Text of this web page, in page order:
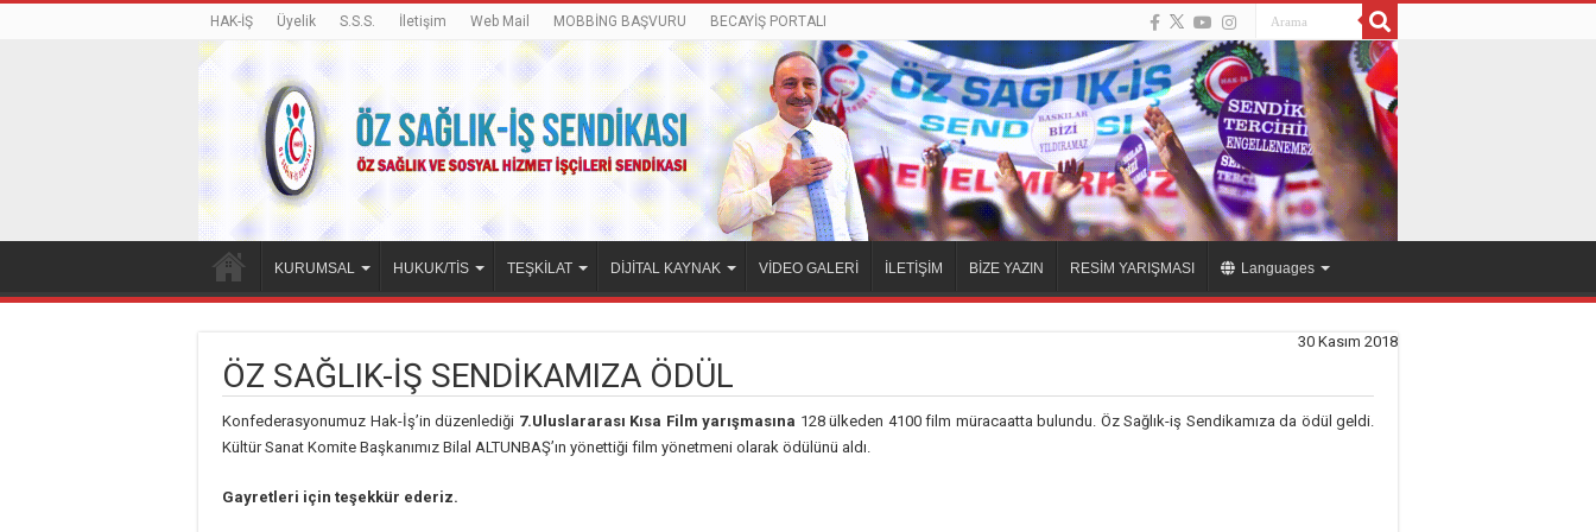
HAK-İŞ Üyelik S.S.S. İletişim Web Mail MOBBİNG BAŞVURU BECAYİŞ PORTALI
KURUMSAL HUKUK/TİS TEŞKİLAT DİJİTAL KAYNAK VİDEO GALERİ İLETİŞİM BİZE YAZIN RESİM YARIŞMASI Languages
30 Kasım 2018
ÖZ SAĞLIK-İŞ SENDİKAMIZA ÖDÜL
Konfederasyonumuz Hak-İş’in düzenlediği 7.Uluslararası Kısa Film yarışmasına 128 ülkeden 4100 film müracaatta bulundu. Öz Sağlık-iş Sendikamıza da ödül geldi.
Kültür Sanat Komite Başkanımız Bilal ALTUNBAŞ’ın yönettiği film yönetmeni olarak ödülünü aldı.
Gayretleri için teşekkür ederiz.